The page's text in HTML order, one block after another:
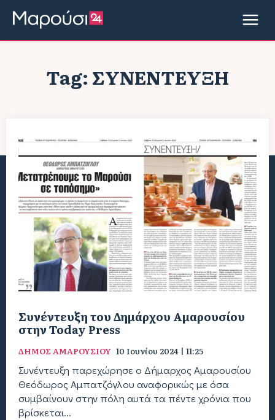
Tag: ΣΥΝΈΝΤΕΥΞΗ
Συνέντευξη του Δημάρχου Αμαρουσίου
στην Today Press
ΔΗΜΟΣ ΑΜΑΡΟΥΣΙΟΥ 10 Ιουνίου 2024 | 11:25
Συνέντευξη παρεχώρησε ο Δήμαρχος Αμαρουσίου
Θεόδωρος Αμπατζόγλου αναφορικώς με όσα
συµβαίνουν στην πόλη αυτά τα πέντε χρόνια που
βρίσκεται...